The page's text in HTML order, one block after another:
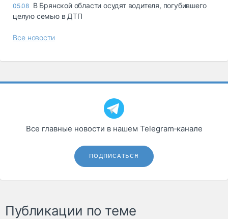
05.08 В Брянской области осудят водителя, погубившего
целую семью в ДТП
Все новости
Все главные новости в нашем Telegram‑канале
ПОДПИСАТЬСЯ
Публикации по теме